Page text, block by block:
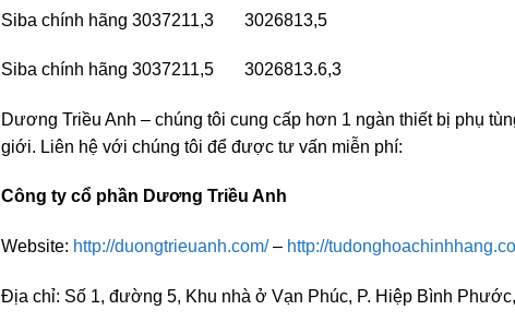
Siba chính hãng 3037211,3 3026813,5
Siba chính hãng 3037211,5 3026813.6,3
Dương Triều Anh – chúng tôi cung cấp hơn 1 ngàn thiết bị phụ
giới. Liên hệ với chúng tôi để được tư vấn miễn phí:
Công ty cổ phần Dương Triều Anh
Website: http://duongtrieuanh.com/– http://
Địa chỉ: Số 1, đường 5, Khu nhà ở Vạn Phúc, P. Hiệp Bình